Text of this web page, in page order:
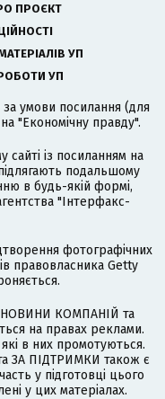
ПРОЄКТ
УП
УП
умови посилання (для
"Економічну правду".
сайті із посиланням на
подальшому
в будь-якій формі,
"Інтерфакс-
фотографічних
правовласника Getty
НОВИНИ КОМПАНІЙ та
на правах реклами.
в них промотуються.
ЗА ПІДТРИМКИ також є
у підготовці цього
у цих матеріалах.